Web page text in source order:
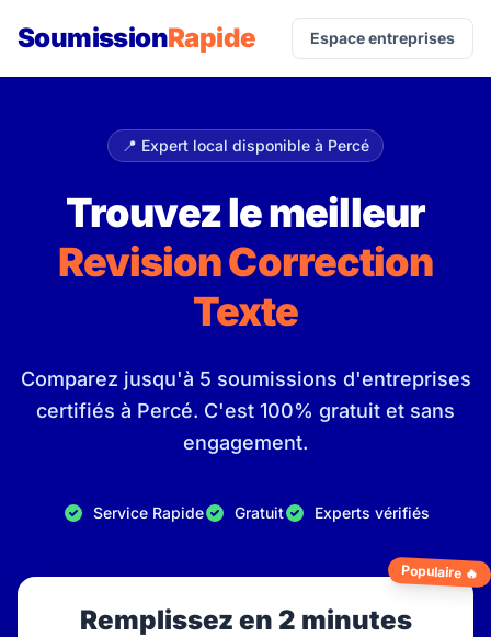
SoumissionRapide Espace entreprises
📍 Expert local disponible à Percé
Trouvez le meilleur
Revision Correction
Texte
Comparez jusqu'à 5 soumissions d'entreprises
certifiés à Percé. C'est 100% gratuit et sans
engagement.
Service Rapide Gratuit Experts vérifiés
Populaire 🔥
Remplissez en 2 minutes